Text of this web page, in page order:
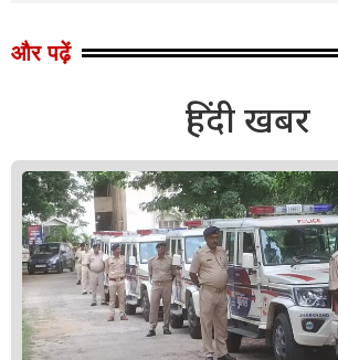
और पढ़ें
हिंदी खबर